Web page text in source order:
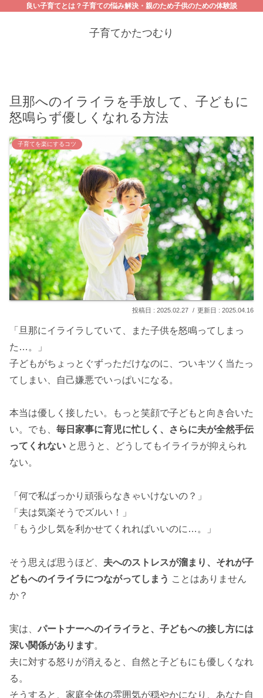
良い子育てとは？子育ての悩み解決・親のため子供のための体験談
子育てかたつむり
旦那へのイライラを手放して、子どもに
怒鳴らず優しくなれる方法
子育てを楽にするコツ
2025.02.27 2025.04.16
「旦那にイライラしていて、また子供を怒鳴ってしまっ
た…。」
子どもがちょっとぐずっただけなのに、ついキツく当たっ
てしまい、自己嫌悪でいっぱいになる。
本当は優しく接したい。もっと笑顔で子どもと向き合いた
い。でも、 毎日家事に育児に忙しく、さらに夫が全然手伝
ってくれない と思うと、どうしてもイライラが抑えられ
ない。
「何で私ばっかり頑張らなきゃいけないの？」
「夫は気楽そうでズルい！」
「もう少し気を利かせてくれればいいのに…。」
そう思えば思うほど、 夫へのストレスが溜まり、それが子
どもへのイライラにつながってしまう ことはありません
か？
実は、 パートナーへのイライラと、子どもへの接し方には
深い関係があります。
夫に対する怒りが消えると、自然と子どもにも優しくなれ
る。
そうすると、家庭全体の雰囲気が穏やかになり、あなた自